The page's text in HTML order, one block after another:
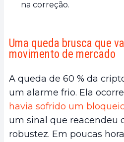
na correção.
Uma queda brusca que
movimento de mercado
A queda de 60 % da
um alarme frio. Ela
havia sofrido um
um sinal que reacendeu
robustez. Em poucas